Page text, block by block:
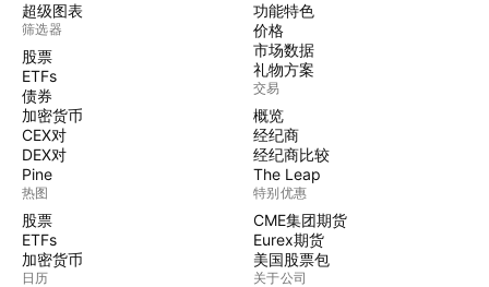
超级图表
筛选器
股票
ETFs
债券
加密货币
CEX对
DEX对
Pine
热图
股票
ETFs
加密货币
日历
功能特色
价格
市场数据
礼物方案
交易
概览
经纪商
经纪商比较
The Leap
特别优惠
CME集团期货
Eurex期货
美国股票包
关于公司